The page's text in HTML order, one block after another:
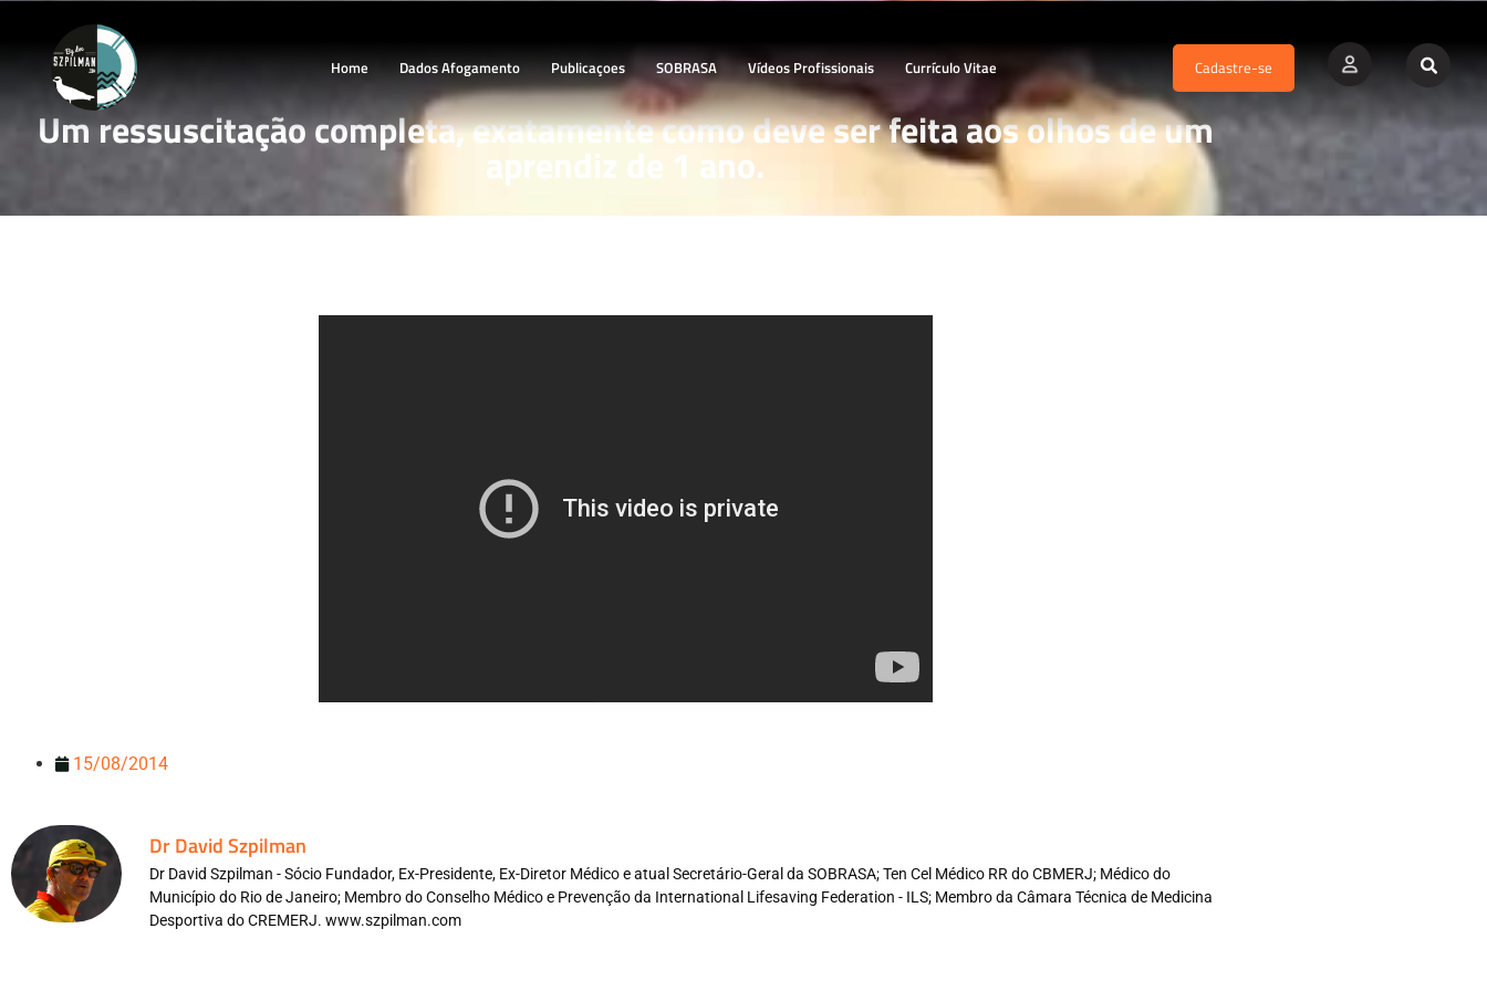
Home Dados Afogamento Publicaçoes SOBRASA Vídeos Profissionais Currículo Vitae Cadastre-se
Um ressuscitação completa, exatamente como deve ser feita aos olhos de um
aprendiz de 1 ano.
15/08/2014
Dr David Szpilman
Dr David Szpilman - Sócio Fundador, Ex-Presidente, Ex-Diretor Médico e atual Secretário-Geral da SOBRASA; Ten Cel Médico RR do CBMERJ; Médico do
Município do Rio de Janeiro; Membro do Conselho Médico e Prevenção da International Lifesaving Federation - ILS; Membro da Câmara Técnica de Medicina
Desportiva do CREMERJ. www.szpilman.com